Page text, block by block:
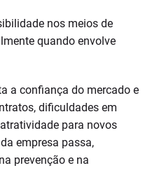
nos meios de
quando envolve
a confiança do mercado e
dificuldades em
para novos
empresa passa,
prevenção e na